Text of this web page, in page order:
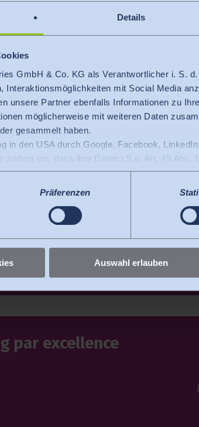
Details
GmbH & Co. KG als Verantwortlicher i. S.
Interaktionsmöglichkeiten mit Social Media
unsere Partner ebenfalls Informationen zu
möglicherweise mit weiteren Daten
gesammelt haben.
in den USA durch Google, Facebook,
zudem ein, dass ihre Daten i.S.v. Art. 49 Abs.
nach derzeitiger Rechtslage als Land mit
diese Praxis vorzugehen.
jederzeit widerrufen
Präferenzen
Auswahl erlauben
die Zukunft auf
par excellence